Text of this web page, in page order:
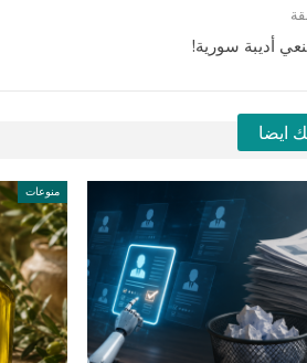
أديبة سورية!
ايضا
منوعات